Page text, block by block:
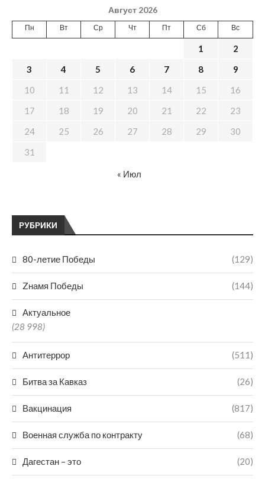
РУБРИКИ
80-летие Победы (129)
Zнамя Победы (144)
Актуальное
(28 998)
Антитеррор (511)
Битва за Кавказ (26)
Вакцинация (817)
Военная служба по контракту (68)
Дагестан – это (20)
Август 2026
Пн Вт Ср Чт Пт Сб Вс
1
2
3
4 5 6 7 8
9
10
11 12 13 14 15
16
17
18 19 20 21 22
23
24
25 26 27 28 29
30
31
« Июл